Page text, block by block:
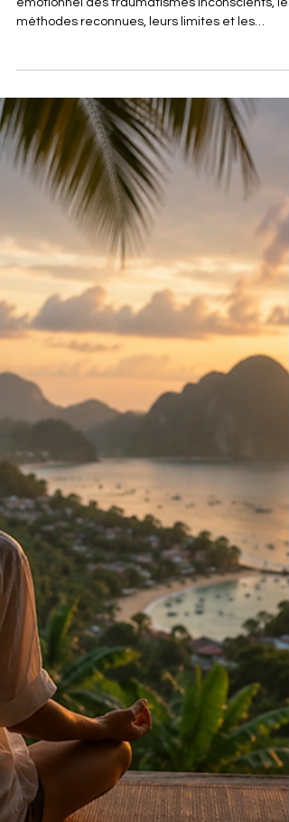
Découvrez comment réaliser un nettoyage
meilleures pratiques pour retrouver un équilibre